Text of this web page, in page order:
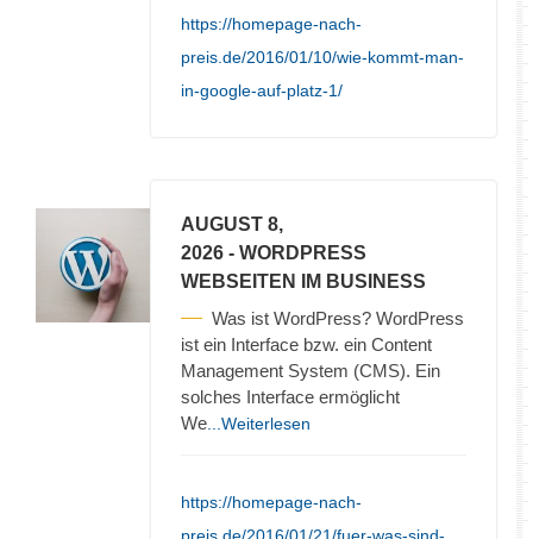
https://homepage-nach-
preis.de/2016/01/10/wie-kommt-man-
in-google-auf-platz-1/
AUGUST 8,
2026 - WORDPRESS
WEBSEITEN IM BUSINESS
Was ist WordPress? WordPress
ist ein Interface bzw. ein Content
Management System (CMS). Ein
solches Interface ermöglicht
We ...Weiterlesen
https://homepage-nach-
preis.de/2016/01/21/fuer-was-sind-